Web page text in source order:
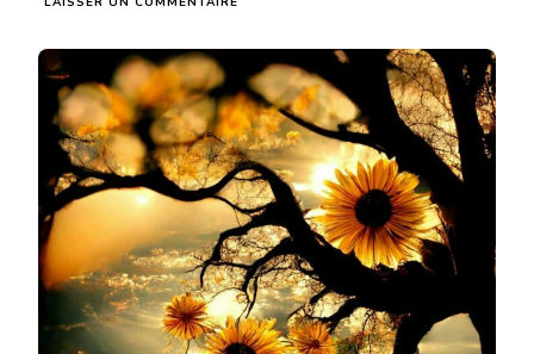
LE
SIGNE
DU
GÉMEAUX
A
UNE
IMPORTANCE
CAPITALE
POUR
VOUS
SUIVANT
VOTRE
ANNÉE